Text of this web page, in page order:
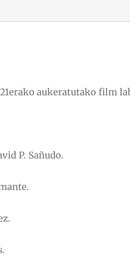
aukeratutako film
P. Sañudo.